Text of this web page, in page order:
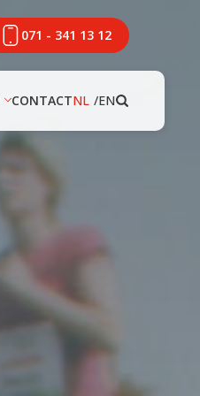
071 - 341 13 12
NL EN
CONTACT